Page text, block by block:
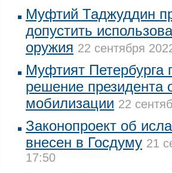
Муфтий Таджуддин
допустить
оружия 22 сентября
Муфтият Петербурга
решение президента
мобилизации 22
Законопроект об
внесен в Госдуму 21
17:50